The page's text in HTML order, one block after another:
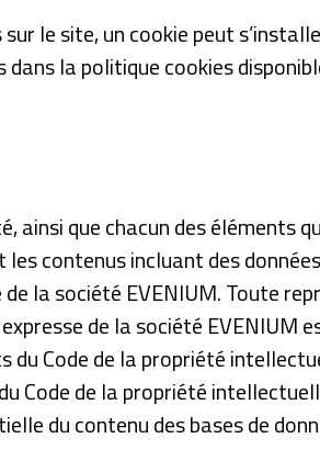
le site, un cookie peut
la politique cookies
ainsi que chacun des éléments
contenus incluant des
la société EVENIUM. Toute
de la société
Code de la propriété
Code de la propriété
du contenu des bases de